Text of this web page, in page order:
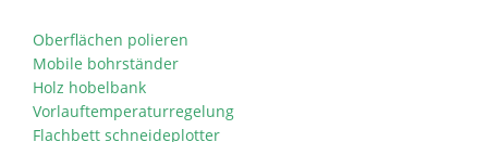
Oberflächen polieren
Mobile bohrständer
Holz hobelbank
Vorlauftemperaturregelung
Flachbett schneideplotter